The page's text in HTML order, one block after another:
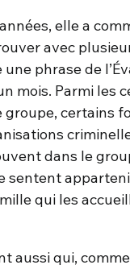
elle a
avec
phrase de
mois. Parmi les
groupe, certains
dans le
sentent
qui les
aussi qui,